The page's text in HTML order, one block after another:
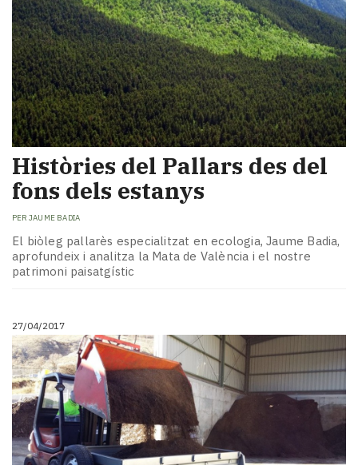
Històries del Pallars des del
fons dels estanys
PER JAUME BADIA
El biòleg pallarès especialitzat en ecologia, Jaume Badia,
aprofundeix i analitza la Mata de València i el nostre
patrimoni paisatgístic
27/04/2017